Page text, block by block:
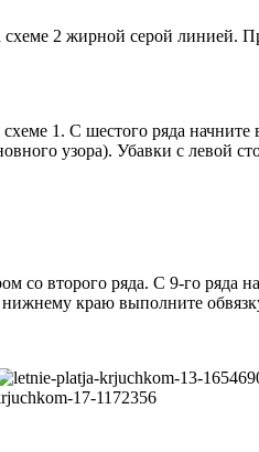
2 жирной серой линией.
1. С шестого ряда
узора). Убавки с левой
со второго ряда. С 9-го ряда
краю выполните